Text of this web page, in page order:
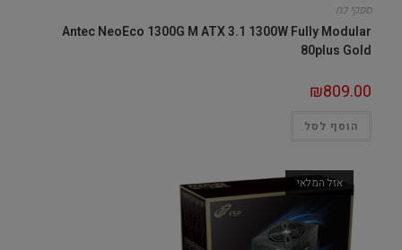
ספקי כח
Antec NeoEco 1300G M ATX 3.1 1300W Fully Modular
80plus Gold
₪809.00
הוסף לסל
אזל המלאי